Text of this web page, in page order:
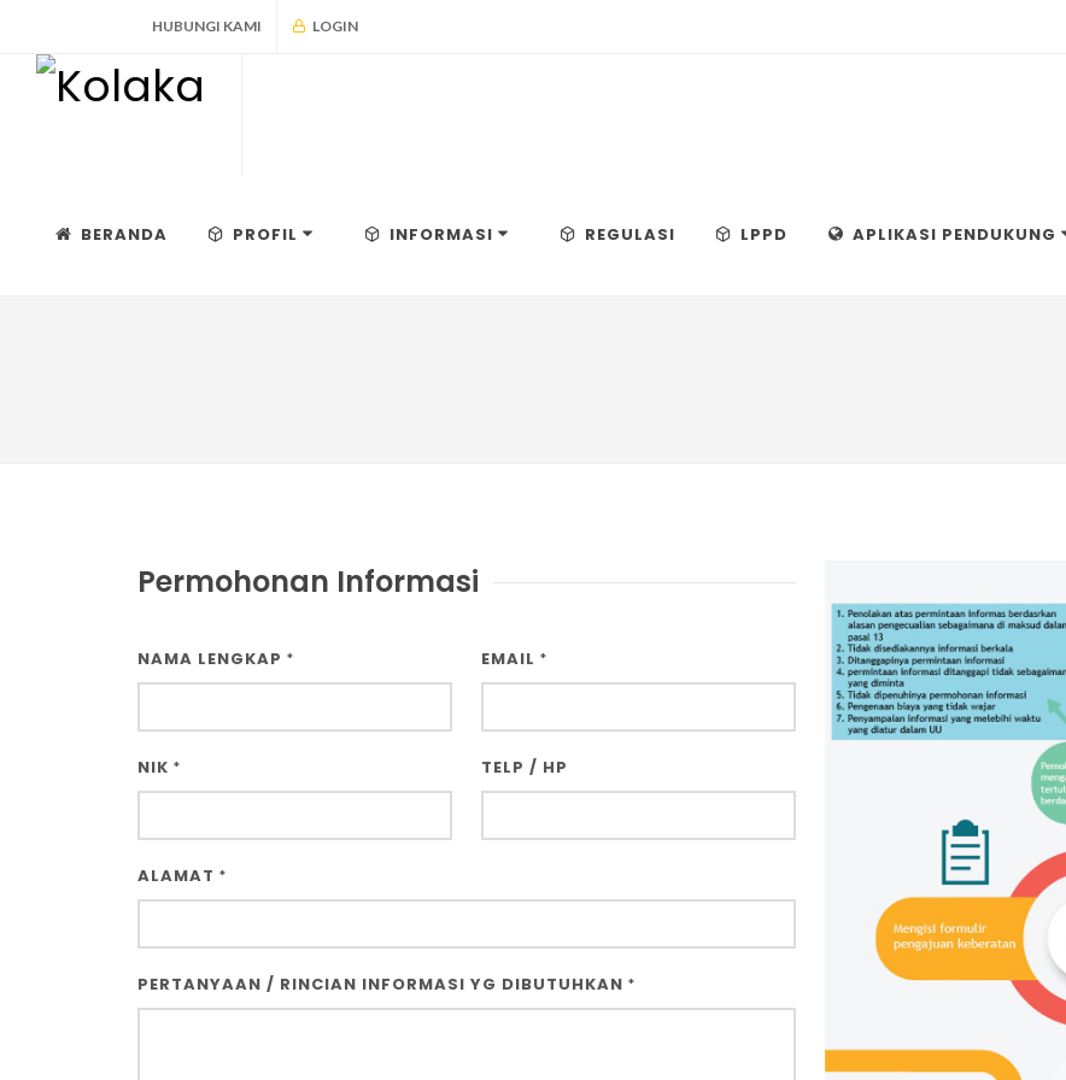
HUBUNGI KAMI LOGIN
BERANDA PROFIL INFORMASI REGULASI LPPD APLIKASI PENDUKUNG
Permohonan Informasi
NAMA LENGKAP * EMAIL *
NIK * TELP / HP
ALAMAT *
PERTANYAAN / RINCIAN INFORMASI YG DIBUTUHKAN *